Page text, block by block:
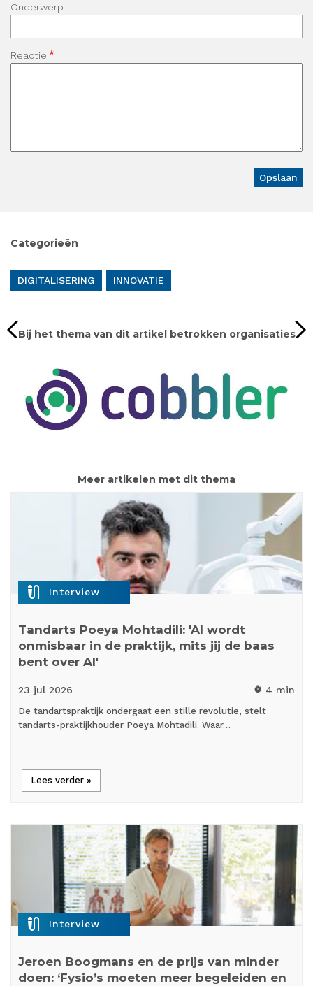
Onderwerp
Reactie
Categorieën
DIGITALISERING INNOVATIE
Bij het thema van dit artikel betrokken organisaties
Meer artikelen met dit thema
mic_external_on Interview
Tandarts Poeya Mohtadili: 'AI wordt
onmisbaar in de praktijk, mits jij de baas
bent over AI'
23 jul 2026 timer 4 min
De tandartspraktijk ondergaat een stille revolutie, stelt
tandarts-praktijkhouder Poeya Mohtadili. Waar…
Lees verder »
mic_external_on Interview
Jeroen Boogmans en de prijs van minder
doen: ‘Fysio’s moeten meer begeleiden en